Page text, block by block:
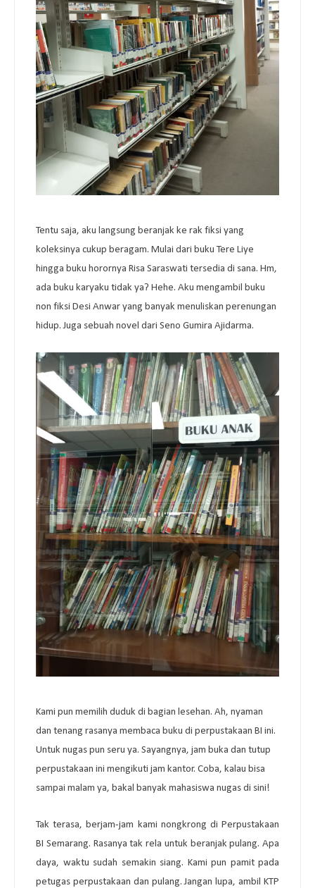
Tentu saja, aku langsung beranjak ke rak fiksi yang
koleksinya cukup beragam. Mulai dari buku Tere Liye
hingga buku horornya Risa Saraswati tersedia di sana. Hm,
ada buku karyaku tidak ya? Hehe. Aku mengambil buku
non fiksi Desi Anwar yang banyak menuliskan perenungan
hidup. Juga sebuah novel dari Seno Gumira Ajidarma.
Kami pun memilih duduk di bagian lesehan. Ah, nyaman
dan tenang rasanya membaca buku di perpustakaan BI ini.
Untuk nugas pun seru ya. Sayangnya, jam buka dan tutup
perpustakaan ini mengikuti jam kantor. Coba, kalau bisa
sampai malam ya, bakal banyak mahasiswa nugas di sini!
Tak terasa, berjam-jam kami nongkrong di Perpustakaan
BI Semarang. Rasanya tak rela untuk beranjak pulang. Apa
daya, waktu sudah semakin siang. Kami pun pamit pada
petugas perpustakaan dan pulang. Jangan lupa, ambil KTP